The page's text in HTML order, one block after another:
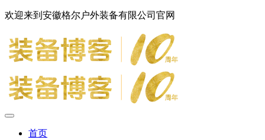
欢迎来到安徽格尔户外装备有限公司官网
首页